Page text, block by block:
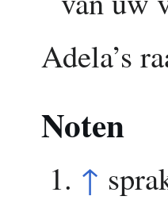
Adela’s
Noten
↑